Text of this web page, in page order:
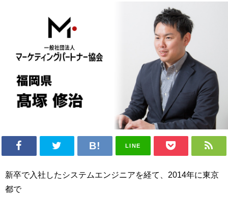
LINE
新卒で入社したシステムエンジニアを経て、2014年に東京
都で